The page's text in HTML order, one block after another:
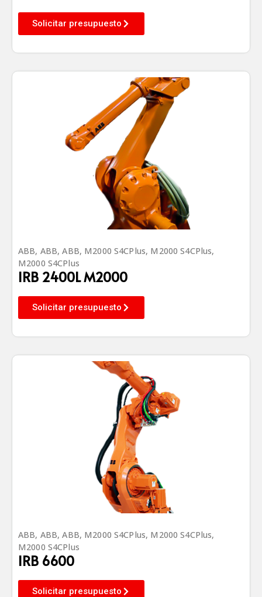
Solicitar presupuesto
ABB, ABB,ABB, M2000 S4CPlus, M2000 S4CPlus,
M2000 S4CPlus
IRB 2400L M2000
Solicitar presupuesto
ABB, ABB,ABB, M2000 S4CPlus, M2000 S4CPlus,
M2000 S4CPlus
IRB 6600
Solicitar presupuesto